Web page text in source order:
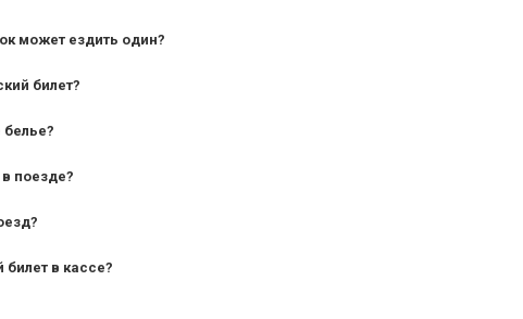
может ездить один?
— от 10 лет и старше;
билет?
белье?
поезде?
билет в кассе?